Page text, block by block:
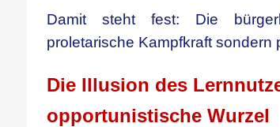
Damit steht fest: Die
proletarische Kampfkraft sondern
Die Illusion des
opportunistische Wurzel